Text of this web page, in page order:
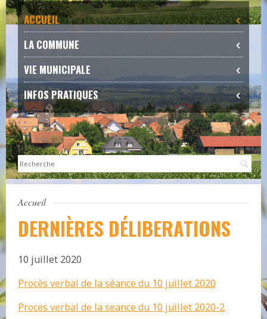
ACCUEIL
LA COMMUNE
VIE MUNICIPALE
INFOS PRATIQUES
Accueil
DERNIÈRES DÉLIBERATIONS
10 juillet 2020
Procès verbal de la séance du 10 juillet 2020
Proces verbal de la seance du 10 juillet 2020-2